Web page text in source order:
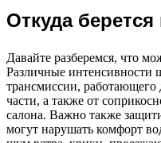
Откуда
Давайте разберемся, что
Различные интенсивности
трансмиссии, работающего
части, а также от
салона. Важно также
могут нарушать комфорт